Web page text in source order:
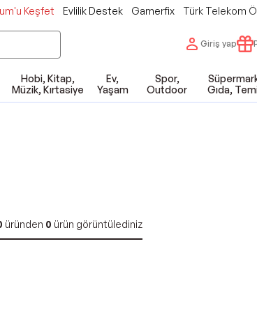
Keşfet Evlilik Destek Gamerfix Türk Telekom
Giriş yap
Hobi, Kitap,
Müzik, Kırtasiye
Ev,
Yaşam
Spor,
Outdoor
Gıda,
üründen 0 ürün görüntülediniz